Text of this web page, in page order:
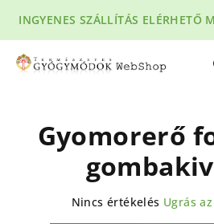
fő
tartalomhoz
INGYENES SZÁLLÍTÁS ELÉRHETŐ
Gyomorerő
A
Nincs értékelés Ugrás